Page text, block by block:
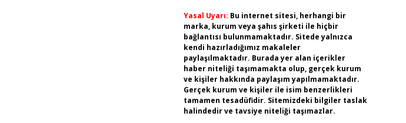
Yasal Uyarı: Bu internet sitesi, herhangi bir
marka, kurum veya şahıs şirketi ile hiçbir
bağlantısı bulunmamaktadır. Sitede yalnızca
kendi hazırladığımız makaleler
paylaşılmaktadır. Burada yer alan içerikler
haber niteliği taşımamakta olup, gerçek kurum
ve kişiler hakkında paylaşım yapılmamaktadır.
Gerçek kurum ve kişiler ile isim benzerlikleri
tamamen tesadüfidir. Sitemizdeki bilgiler taslak
halindedir ve tavsiye niteliği taşımazlar.